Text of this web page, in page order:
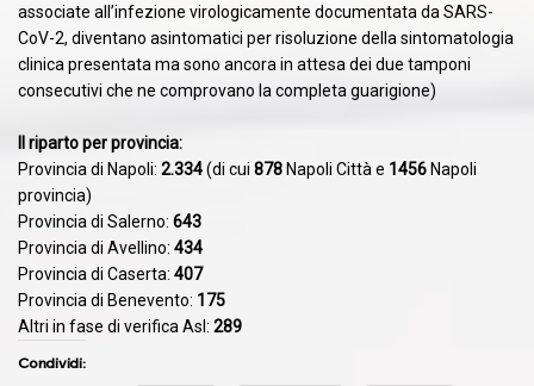
associate all’infezione virologicamente documentata da SARS-
CoV-2, diventano asintomatici per risoluzione della sintomatologia
clinica presentata ma sono ancora in attesa dei due tamponi
consecutivi che ne comprovano la completa guarigione)
Il riparto per provincia:
Provincia di Napoli: 2.334(di cui 878 Napoli Città e 1456 Napoli
provincia)
Provincia di Salerno: 643
Provincia di Avellino: 434
Provincia di Caserta: 407
Provincia di Benevento: 175
Altri in fase di verifica Asl: 289
Condividi: